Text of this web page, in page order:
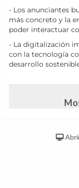
- Los anunciantes
más concreto y la
poder interactuar
- La digitalización
con la tecnología
desarrollo